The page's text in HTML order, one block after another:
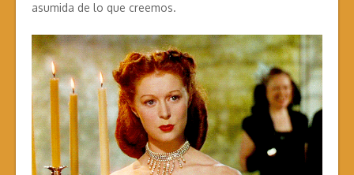
asumida de lo que creemos.